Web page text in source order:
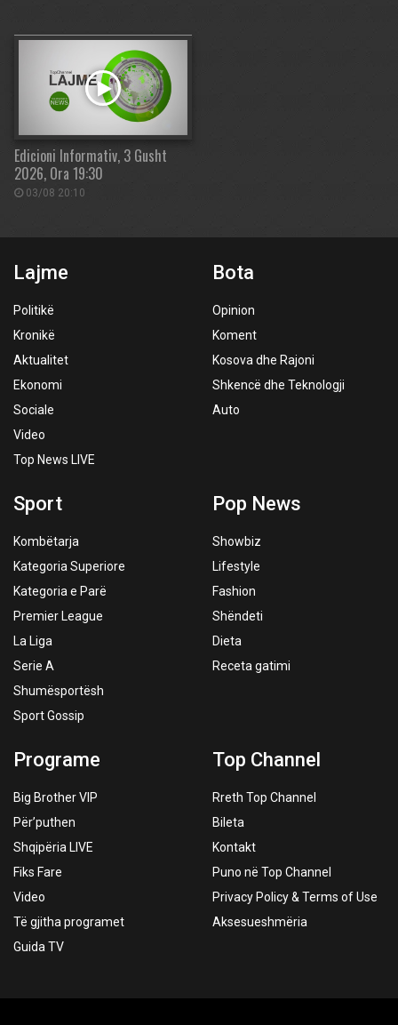
Edicioni Informativ, 3 Gusht
2026, Ora 19:30
03/08 20:10
Lajme
Politikë
Kronikë
Aktualitet
Ekonomi
Sociale
Video
Top News LIVE
Bota
Opinion
Koment
Kosova dhe Rajoni
Shkencë dhe Teknologji
Auto
Sport
Kombëtarja
Kategoria Superiore
Kategoria e Parë
Premier League
La Liga
Serie A
Shumësportësh
Sport Gossip
Pop News
Showbiz
Lifestyle
Fashion
Shëndeti
Dieta
Receta gatimi
Programe
Big Brother VIP
Për’puthen
Shqipëria LIVE
Fiks Fare
Video
Të gjitha programet
Guida TV
Top Channel
Rreth Top Channel
Bileta
Kontakt
Puno në Top Channel
Privacy Policy & Terms of Use
Aksesueshmëria